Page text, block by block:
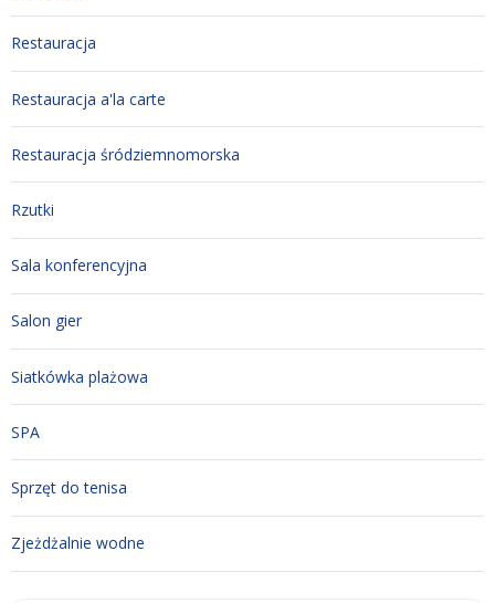
Restauracja
Restauracja a'la carte
Restauracja śródziemnomorska
Rzutki
Sala konferencyjna
Salon gier
Siatkówka plażowa
SPA
Sprzęt do tenisa
Zjeżdżalnie wodne